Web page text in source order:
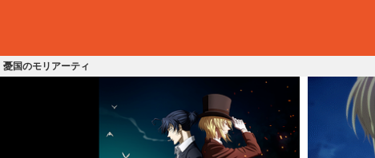
憂国のモリアーティ